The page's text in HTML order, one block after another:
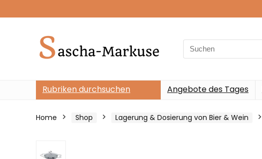
Search
for:
Rubriken durchsuchen Angebote des Tages
Home Shop Lagerung & Dosierung von Bier & Wein